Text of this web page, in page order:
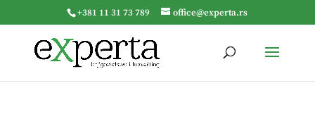
+381 11 31 73 789 office@experta.rs